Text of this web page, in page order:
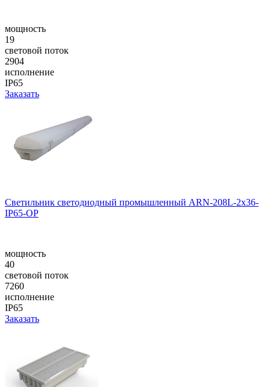
мощность
19
световой поток
2904
исполнение
IP65
Заказать
Светильник светодиодный промышленный ARN-208L-2x36-
IP65-OP
мощность
40
световой поток
7260
исполнение
IP65
Заказать